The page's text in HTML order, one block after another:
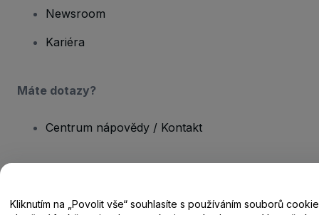
Newsroom
Kariéra
Máte dotazy?
Centrum nápovědy / Kontakt
Copyright © viagogo GmbH 2026 Podrobnosti o společnosti
Kliknutím na „Povolit vše“ souhlasíte s používáním souborů